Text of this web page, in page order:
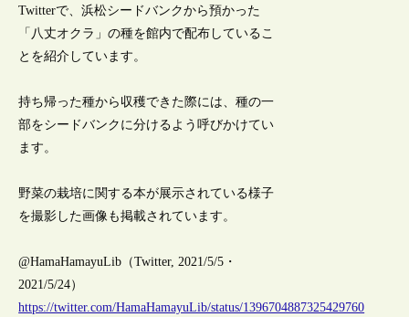
Twitterで、浜松シードバンクから預かった
「八丈オクラ」の種を館内で配布しているこ
とを紹介しています。
持ち帰った種から収穫できた際には、種の一
部をシードバンクに分けるよう呼びかけてい
ます。
野菜の栽培に関する本が展示されている様子
を撮影した画像も掲載されています。
@HamaHamayuLib（Twitter, 2021/5/5・
2021/5/24）
https://twitter.com/HamaHamayuLib/status/1396704887325429760